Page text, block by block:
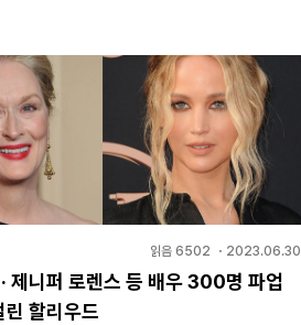
읽음 6502 ・ 2023.06.30
제니퍼 로렌스 등 배우 300명 파업
린 할리우드